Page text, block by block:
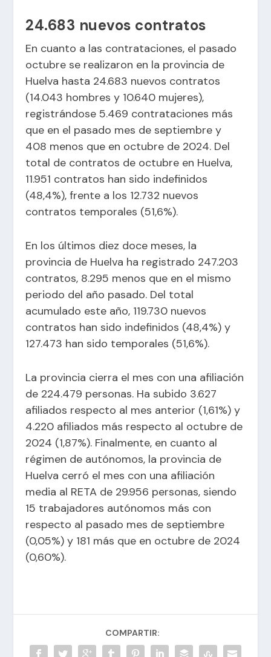
24.683 nuevos contratos
En cuanto a las contrataciones, el pasado
octubre se realizaron en la provincia de
Huelva hasta 24.683 nuevos contratos
(14.043 hombres y 10.640 mujeres),
registrándose 5.469 contrataciones más
que en el pasado mes de septiembre y
408 menos que en octubre de 2024. Del
total de contratos de octubre en Huelva,
11.951 contratos han sido indefinidos
(48,4%), frente a los 12.732 nuevos
contratos temporales (51,6%).
En los últimos diez doce meses, la
provincia de Huelva ha registrado 247.203
contratos, 8.295 menos que en el mismo
periodo del año pasado. Del total
acumulado este año, 119.730 nuevos
contratos han sido indefinidos (48,4%) y
127.473 han sido temporales (51,6%).
La provincia cierra el mes con una afiliación
de 224.479 personas. Ha subido 3.627
afiliados respecto al mes anterior (1,61%) y
4.220 afiliados más respecto al octubre de
2024 (1,87%). Finalmente, en cuanto al
régimen de autónomos, la provincia de
Huelva cerró el mes con una afiliación
media al RETA de 29.956 personas, siendo
15 trabajadores autónomos más con
respecto al pasado mes de septiembre
(0,05%) y 181 más que en octubre de 2024
(0,60%).
COMPARTIR: